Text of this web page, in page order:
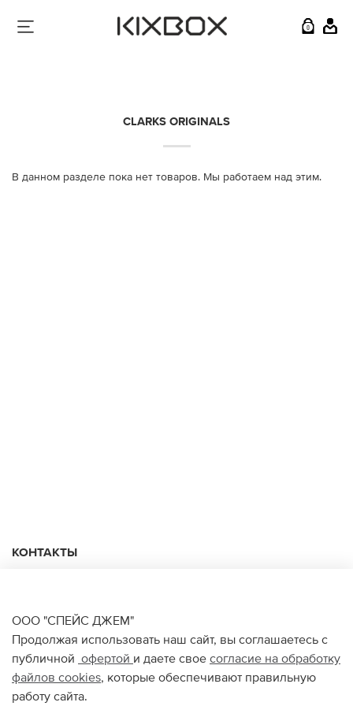
0
CLARKS ORIGINALS
В данном разделе пока нет товаров. Мы работаем над этим.
О НАС
КОНТАКТЫ
Ежедневно с 10:00 до 22:00
ООО "СПЕЙС ДЖЕМ"
Продолжая использовать наш сайт, вы соглашаетесь с
публичной офертой и даете свое согласие на обработку
файлов cookies, которые обеспечивают правильную
работу сайта.